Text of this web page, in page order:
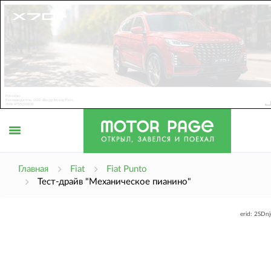
Главная Fiat
Fiat Punto
Тест-драйв "Механическое пианино"
erid: